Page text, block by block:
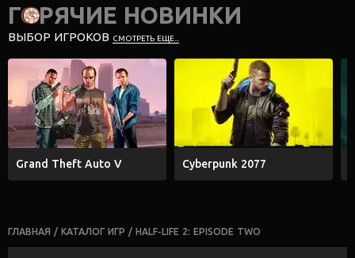
ГОРЯЧИЕ НОВИНКИ
ВЫБОР ИГРОКОВ СМОТРЕТЬ ЕЩЕ...
Grand Theft Auto V Cyberpunk 2077
ГЛАВНАЯ / КАТАЛОГ ИГР / HALF-LIFE 2: EPISODE TWO